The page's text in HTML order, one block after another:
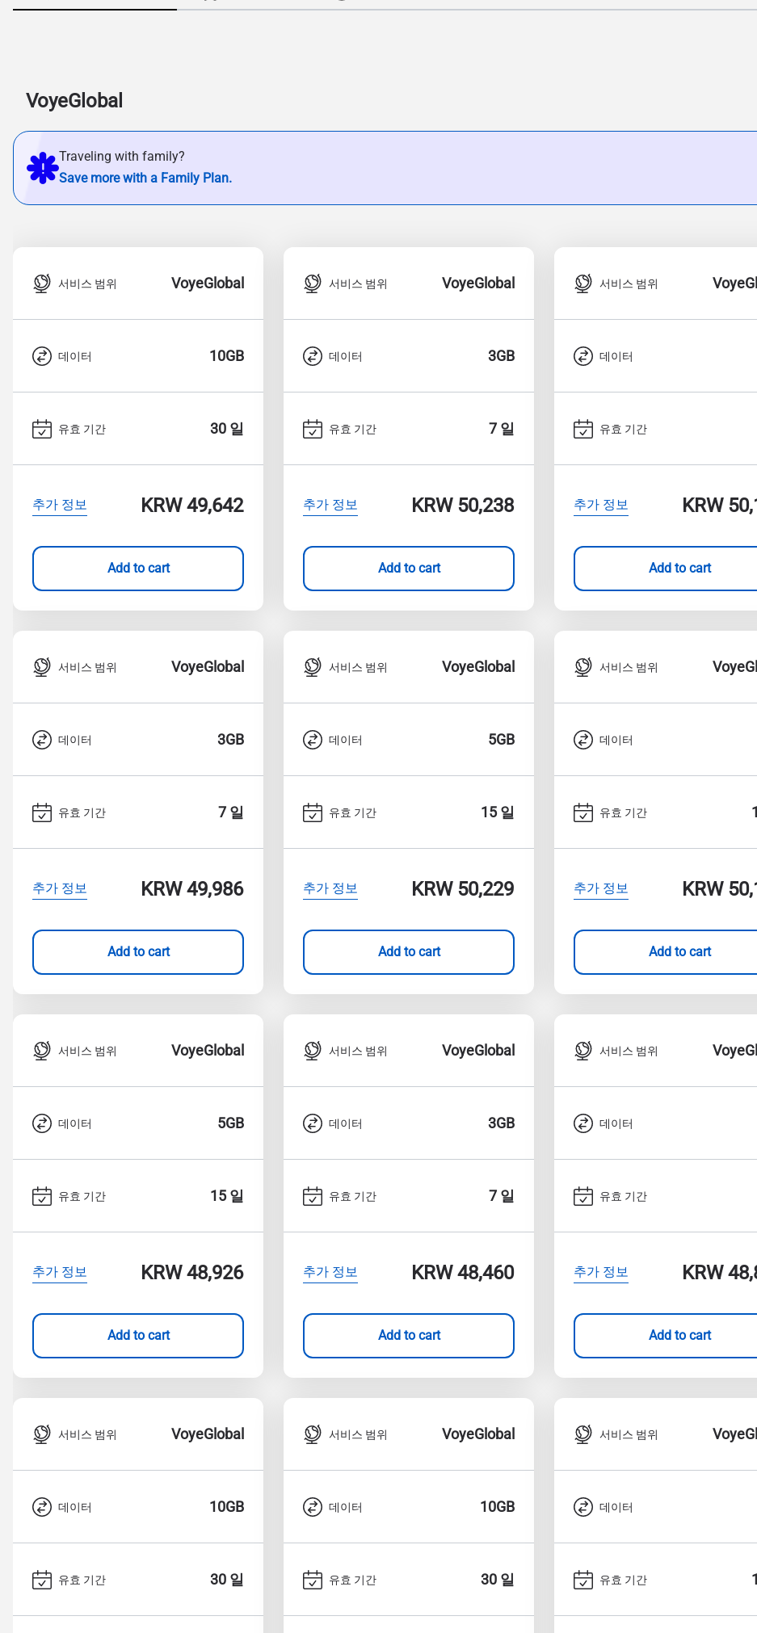
VoyeGlobal
Traveling with family?
Save more with a Family Plan.
서비스 범위 VoyeGlobal
데이터 10GB
유효 기간 30 일
추가 정보 KRW 49,642
Add to cart
서비스 범위 VoyeGlobal
데이터 3GB
유효 기간 7 일
추가 정보 KRW 50,238
Add to cart
서비스 범위
데이터
유효 기간
추가 정보 KRW
Add to cart
서비스 범위 VoyeGlobal
데이터 3GB
유효 기간 7 일
추가 정보 KRW 49,986
Add to cart
서비스 범위 VoyeGlobal
데이터 5GB
유효 기간 15 일
추가 정보 KRW 50,229
Add to cart
서비스 범위
데이터
유효 기간
추가 정보 KRW
Add to cart
서비스 범위 VoyeGlobal
데이터 5GB
유효 기간 15 일
추가 정보 KRW 48,926
Add to cart
서비스 범위 VoyeGlobal
데이터 3GB
유효 기간 7 일
추가 정보 KRW 48,460
Add to cart
서비스 범위
데이터
유효 기간
추가 정보 KRW
Add to cart
서비스 범위 VoyeGlobal
데이터 10GB
유효 기간 30 일
서비스 범위 VoyeGlobal
데이터 10GB
유효 기간 30 일
서비스 범위
데이터
유효 기간